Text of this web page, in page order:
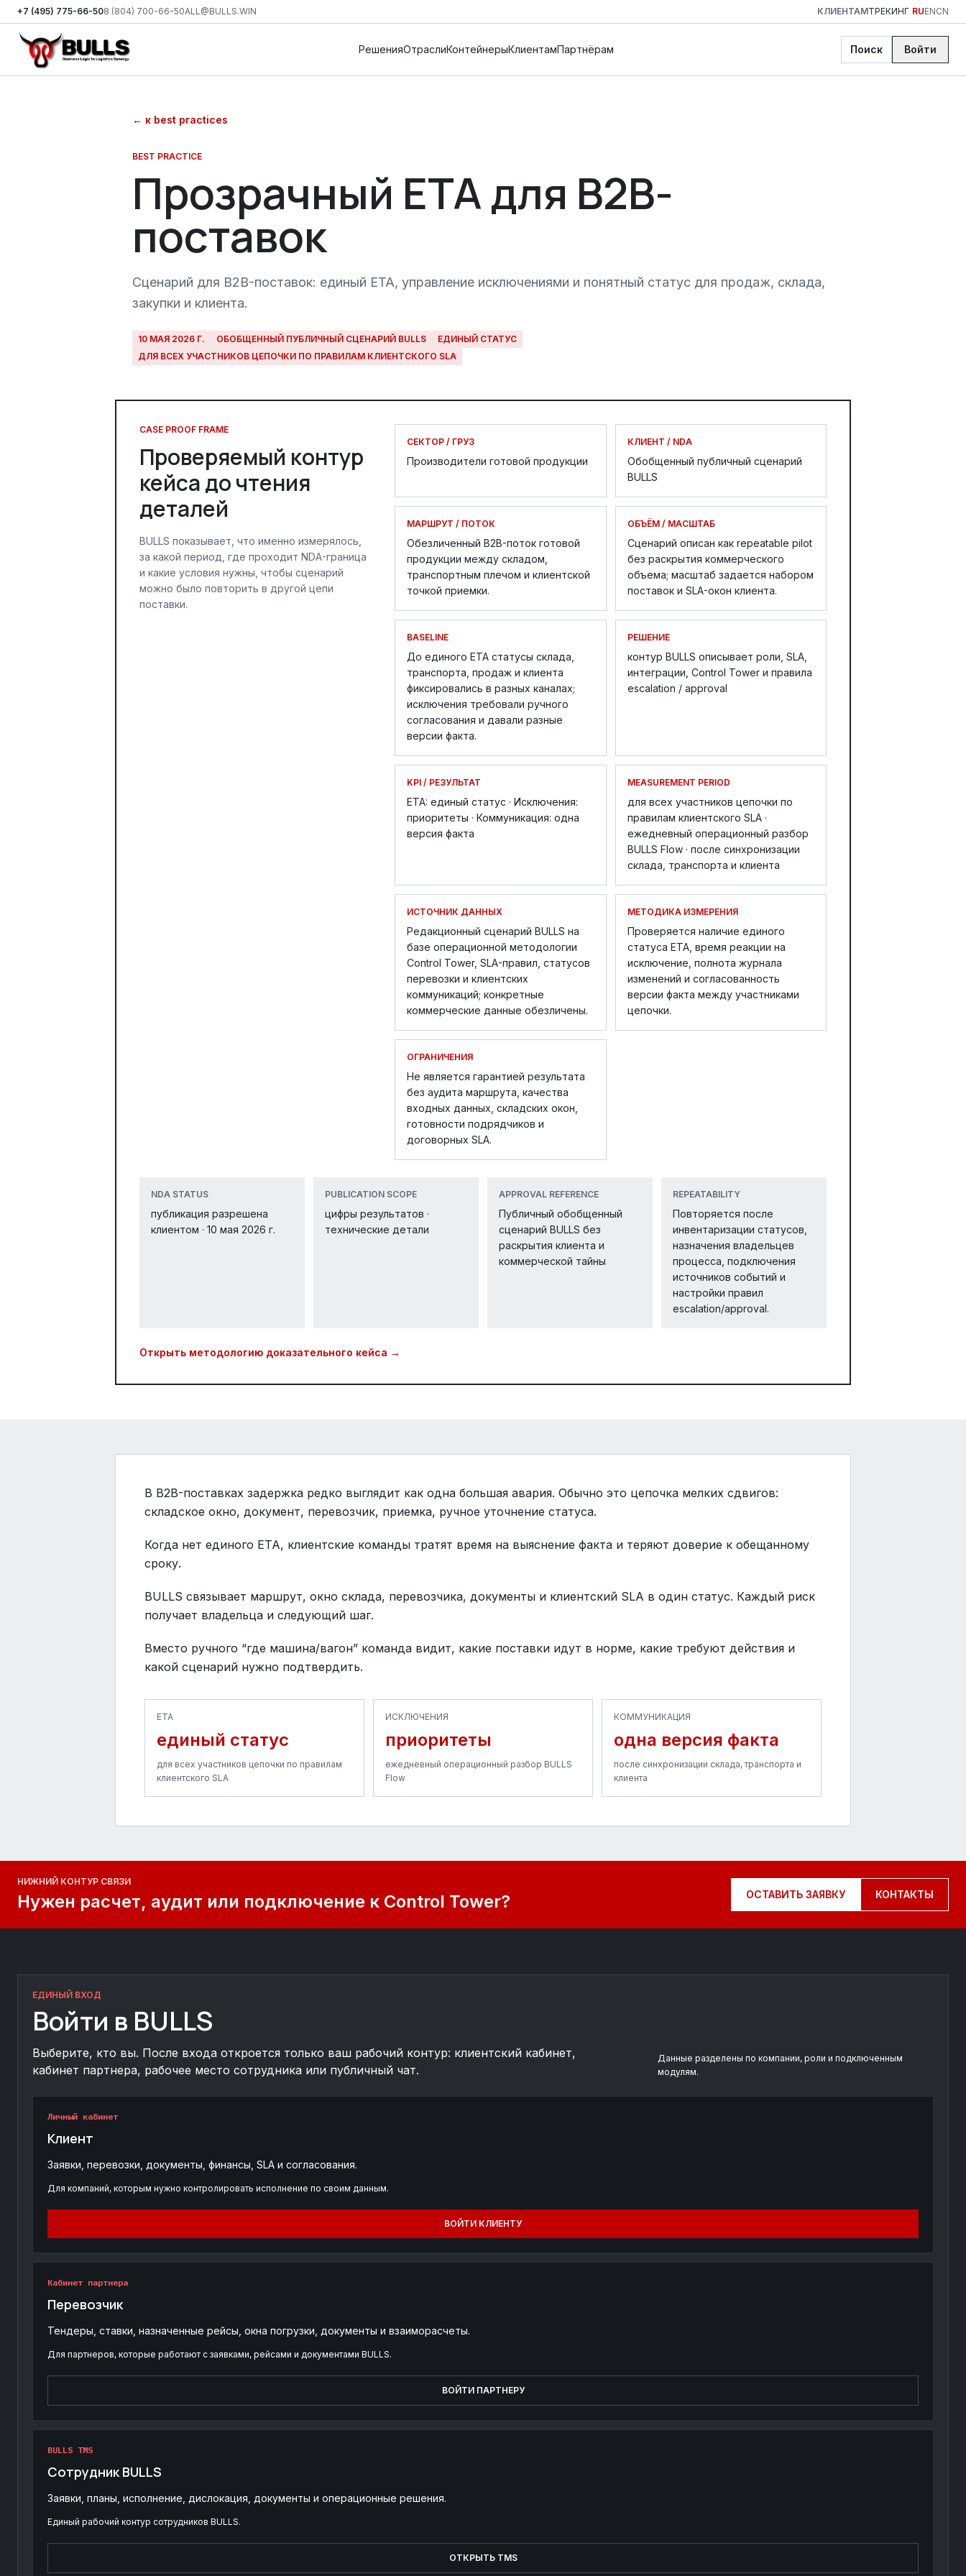
Перейти к основному контенту
+7 (495) 775-66-508 (804) 700-66-50ALL@BULLS.WIN КЛИЕНТАМТРЕКИНГ RUENCN
РешенияОтраслиКонтейнерыКлиентамПартнёрам Поиск Войти
← к best practices
BEST PRACTICE
Прозрачный ETA для B2B-
поставок
Сценарий для B2B-поставок: единый ETA, управление исключениями и понятный статус для продаж, склада,
закупки и клиента.
10 МАЯ 2026 Г. ОБОБЩЕННЫЙ ПУБЛИЧНЫЙ СЦЕНАРИЙ BULLS
ЕДИНЫЙ СТАТУС
ДЛЯ ВСЕХ УЧАСТНИКОВ ЦЕПОЧКИ ПО ПРАВИЛАМ КЛИЕНТСКОГО SLA
CASE PROOF FRAME
Проверяемый контур
кейса до чтения
деталей
BULLS показывает, что именно измерялось,
за какой период, где проходит NDA-граница
и какие условия нужны, чтобы сценарий
можно было повторить в другой цепи
поставки.
СЕКТОР / ГРУЗ
Производители готовой продукции
КЛИЕНТ / NDA
Обобщенный публичный сценарий
BULLS
МАРШРУТ / ПОТОК
Обезличенный B2B-поток готовой
продукции между складом,
транспортным плечом и клиентской
точкой приемки.
ОБЪЁМ / МАСШТАБ
Сценарий описан как repeatable pilot
без раскрытия коммерческого
объема; масштаб задается набором
поставок и SLA-окон клиента.
BASELINE
До единого ETA статусы склада,
транспорта, продаж и клиента
фиксировались в разных каналах;
исключения требовали ручного
согласования и давали разные
версии факта.
РЕШЕНИЕ
контур BULLS описывает роли, SLA,
интеграции, Control Tower и правила
escalation / approval
KPI / РЕЗУЛЬТАТ
ETA: единый статус · Исключения:
приоритеты · Коммуникация: одна
версия факта
MEASUREMENT PERIOD
для всех участников цепочки по
правилам клиентского SLA ·
ежедневный операционный разбор
BULLS Flow · после синхронизации
склада, транспорта и клиента
ИСТОЧНИК ДАННЫХ
Редакционный сценарий BULLS на
базе операционной методологии
Control Tower, SLA-правил, статусов
перевозки и клиентских
коммуникаций; конкретные
коммерческие данные обезличены.
МЕТОДИКА ИЗМЕРЕНИЯ
Проверяется наличие единого
статуса ETA, время реакции на
исключение, полнота журнала
изменений и согласованность
версии факта между участниками
цепочки.
ОГРАНИЧЕНИЯ
Не является гарантией результата
без аудита маршрута, качества
входных данных, складских окон,
готовности подрядчиков и
договорных SLA.
NDA STATUS
публикация разрешена
клиентом · 10 мая 2026 г.
PUBLICATION SCOPE
цифры результатов ·
технические детали
APPROVAL REFERENCE
Публичный обобщенный
сценарий BULLS без
раскрытия клиента и
коммерческой тайны
REPEATABILITY
Повторяется после
инвентаризации статусов,
назначения владельцев
процесса, подключения
источников событий и
настройки правил
escalation/approval.
Открыть методологию доказательного кейса →
В B2B-поставках задержка редко выглядит как одна большая авария. Обычно это цепочка мелких сдвигов:
складское окно, документ, перевозчик, приемка, ручное уточнение статуса.
Когда нет единого ETA, клиентские команды тратят время на выяснение факта и теряют доверие к обещанному
сроку.
BULLS связывает маршрут, окно склада, перевозчика, документы и клиентский SLA в один статус. Каждый риск
получает владельца и следующий шаг.
Вместо ручного “где машина/вагон” команда видит, какие поставки идут в норме, какие требуют действия и
какой сценарий нужно подтвердить.
ETA
единый статус
для всех участников цепочки по правилам
клиентского SLA
ИСКЛЮЧЕНИЯ
приоритеты
ежедневный операционный разбор BULLS
Flow
КОММУНИКАЦИЯ
одна версия факта
после синхронизации склада, транспорта и
клиента
НИЖНИЙ КОНТУР СВЯЗИ
Нужен расчет, аудит или подключение к Control Tower? ОСТАВИТЬ ЗАЯВКУ КОНТАКТЫ
ЕДИНЫЙ ВХОД
Войти в BULLS
Выберите, кто вы. После входа откроется только ваш рабочий контур: клиентский кабинет,
кабинет партнера, рабочее место сотрудника или публичный чат.
Данные разделены по компании, роли и подключенным
модулям.
Личный кабинет
Клиент
Заявки, перевозки, документы, финансы, SLA и согласования.
Для компаний, которым нужно контролировать исполнение по своим данным.
ВОЙТИ КЛИЕНТУ
Кабинет партнера
Перевозчик
Тендеры, ставки, назначенные рейсы, окна погрузки, документы и взаиморасчеты.
Для партнеров, которые работают с заявками, рейсами и документами BULLS.
ВОЙТИ ПАРТНЕРУ
BULLS TMS
Сотрудник BULLS
Заявки, планы, исполнение, дислокация, документы и операционные решения.
Единый рабочий контур сотрудников BULLS.
ОТКРЫТЬ TMS